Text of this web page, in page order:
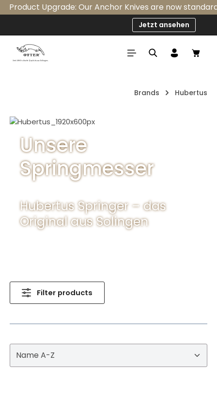
Skip to main content
Upgrade: Our Anchor Knives are now
Jetzt ansehen
Brands Hubertus
Skip image gallery
Unsere
Springmesser
Hubertus Springer – das
Original aus Solingen
Filter products